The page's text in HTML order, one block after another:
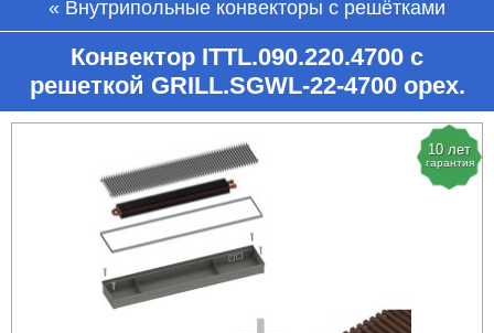
Внутрипольные конвекторы с решётками
Конвектор ITTL.090.220.4700 с
решеткой GRILL.SGWL-22-4700 орех.
10 лет
гарантия